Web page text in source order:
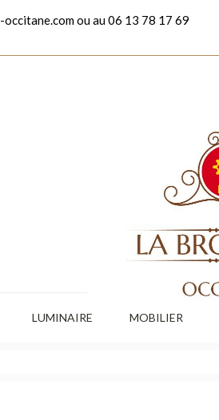
ou au 06 13 78 17 69
LUMINAIRE MOBILIER